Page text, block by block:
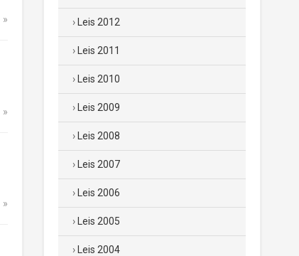
Leis 2012
Leis 2011
Leis 2010
Leis 2009
Leis 2008
Leis 2007
Leis 2006
Leis 2005
Leis 2004